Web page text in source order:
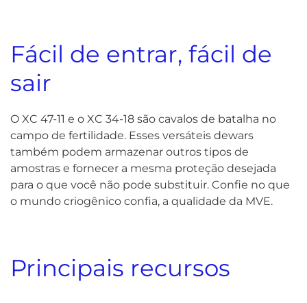
Fácil de entrar, fácil de
sair
O XC 47-11 e o XC 34-18 são cavalos de batalha no
campo de fertilidade. Esses versáteis dewars
também podem armazenar outros tipos de
amostras e fornecer a mesma proteção desejada
para o que você não pode substituir. Confie no que
o mundo criogênico confia, a qualidade da MVE.
Principais recursos